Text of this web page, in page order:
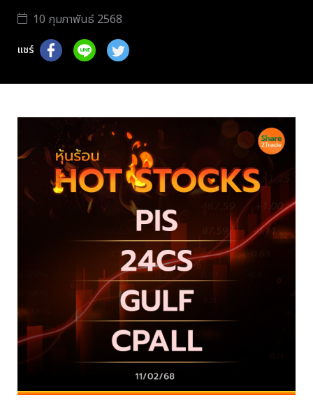
10 กุมภาพันธ์ 2568
แชร์